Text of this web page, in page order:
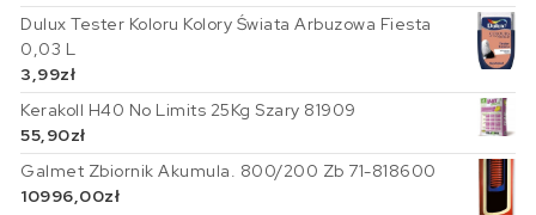
Dulux Tester Koloru Kolory Świata Arbuzowa Fiesta
0,03 L
3,99zł
Kerakoll H40 No Limits 25Kg Szary 81909
55,90zł
Galmet Zbiornik Akumula. 800/200 Zb 71-818600
10996,00zł